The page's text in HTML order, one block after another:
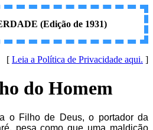
(Edição de 1931)
[ Leia a Política de Privacidade aqui. ]
do Homem
o Filho de Deus, o portador da
pesa como que uma maldição